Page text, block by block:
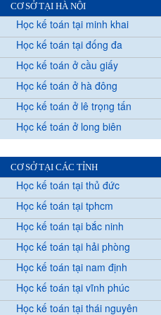
CƠ SỞ TẠI HÀ NỘI
Học kế toán tại minh khai
Học kế toán tại đống đa
Học kế toán ở cầu giấy
Học kế toán ở hà đông
Học kế toán ở lê trọng tấn
Học kế toán ở long biên
CƠ SỞ TẠI CÁC TỈNH
Học kế toán tại thủ đức
Học kế toán tại tphcm
Học kế toán tại bắc ninh
Học kế toán tại hải phòng
Học kế toán tại nam định
Học kế toán tại vĩnh phúc
Học kế toán tại thái nguyên